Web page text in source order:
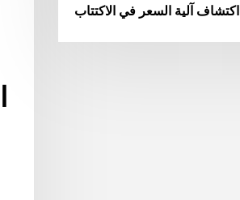
اكتشاف آلية السعر في الاكتتاب